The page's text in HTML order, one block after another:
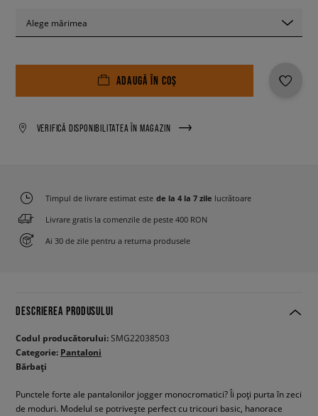
Alege mărimea
ADAUGĂ ÎN COȘ
VERIFICĂ DISPONIBILITATEA ÎN MAGAZIN
Timpul de livrare estimat este de la 4 la 7 zile lucrătoare
Livrare gratis la comenzile de peste 400 RON
Ai 30 de zile pentru a returna produsele
DESCRIEREA PRODUSULUI
Codul producătorului:SMG22038503
Categorie: Pantaloni
Bărbați
Punctele forte ale pantalonilor jogger monocromatici? Îi poți purta în zeci
de moduri. Modelul se potrivește perfect cu tricouri basic, hanorace